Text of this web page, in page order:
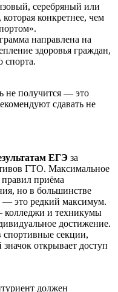
серебряный или
конкретнее, чем
направлена на
здоровья граждан,
спорта.
не получится — это
сдавать не
ЕГЭ за
ГТО. Максимальное
правил приёма
но в большинстве
— это редкий максимум.
и техникумы
достижение.
спортивные секции,
открывает доступ
должен